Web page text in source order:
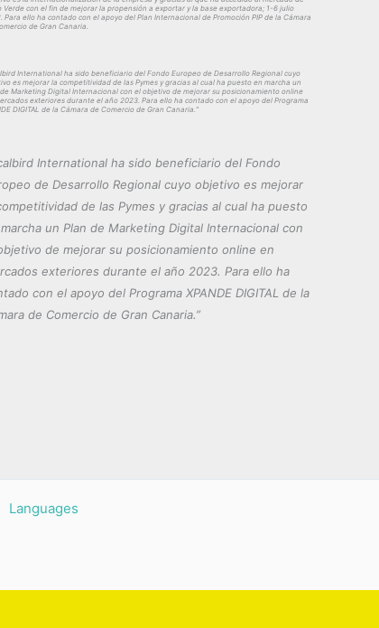
Verde con el fin de mejorar la propensión a exportar y la base exportadora; 1-6 julio
Para ello ha contado con el apoyo del Plan Internacional de Promoción PIP de la Cámara
de Gran Canaria.
International ha sido beneficiario del Fondo Europeo de Desarrollo Regional cuyo
es mejorar la competitividad de las Pymes y gracias al cual ha puesto en marcha un
Marketing Digital Internacional con el objetivo de mejorar su posicionamiento online
exteriores durante el año 2023. Para ello ha contado con el apoyo del Programa
DIGITAL de la Cámara de Comercio de Gran Canaria.”
International ha sido beneficiario del Fondo
de Desarrollo Regional cuyo objetivo es mejorar
de las Pymes y gracias al cual ha puesto
un Plan de Marketing Digital Internacional con
de mejorar su posicionamiento online en
exteriores durante el año 2023. Para ello ha
con el apoyo del Programa XPANDE DIGITAL de la
de Comercio de Gran Canaria.”
Languages